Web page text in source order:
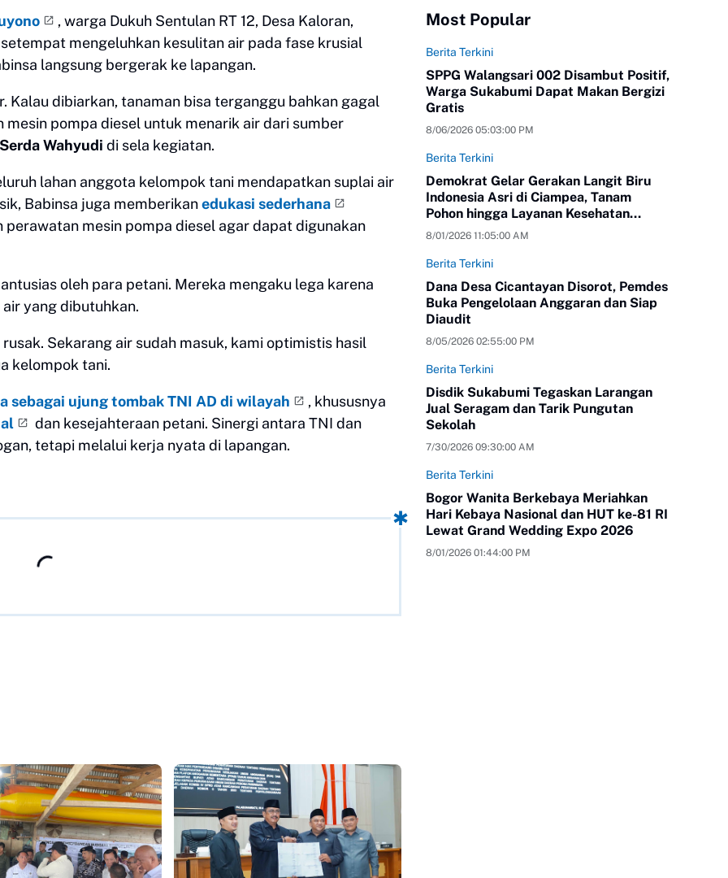
, warga Dukuh Sentulan RT 12, Desa Kaloran,
mengeluhkan kesulitan air pada fase krusial
langsung bergerak ke lapangan.
Kalau dibiarkan, tanaman bisa terganggu bahkan gagal
pompa diesel untuk menarik air dari sumber
Serda Wahyudi di sela kegiatan.
lahan anggota kelompok tani mendapatkan suplai air
Babinsa juga memberikanedukasi sederhana
mesin pompa diesel agar dapat digunakan
oleh para petani. Mereka mengaku lega karena
yang dibutuhkan.
Sekarang air sudah masuk, kami optimistis hasil
kelompok tani.
sebagai ujung tombak TNI AD di wilayah
, khususnya
dan kesejahteraan petani. Sinergi antara TNI dan
tetapi melalui kerja nyata di lapangan.
Most Popular
Berita Terkini
SPPG Walangsari 002 Disambut Positif,
Warga Sukabumi Dapat Makan Bergizi
Gratis
8/06/2026 05:03:00 PM
Berita Terkini
Demokrat Gelar Gerakan Langit Biru
Indonesia Asri di Ciampea, Tanam
Pohon hingga Layanan Kesehatan
Gratis
8/01/2026 11:05:00 AM
Berita Terkini
Dana Desa Cicantayan Disorot, Pemdes
Buka Pengelolaan Anggaran dan Siap
Diaudit
8/05/2026 02:55:00 PM
Berita Terkini
Disdik Sukabumi Tegaskan Larangan
Jual Seragam dan Tarik Pungutan
Sekolah
7/30/2026 09:30:00 AM
Berita Terkini
Bogor Wanita Berkebaya Meriahkan
Hari Kebaya Nasional dan HUT ke-81 RI
Lewat Grand Wedding Expo 2026
8/01/2026 01:44:00 PM